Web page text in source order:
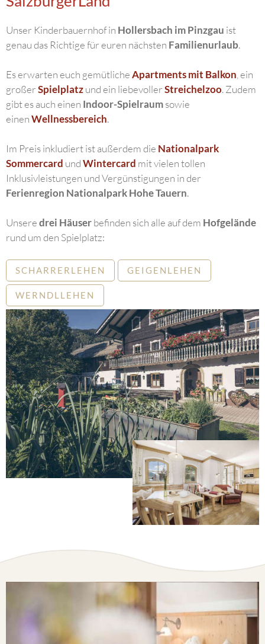
Unser Kinderbauernhof in Hollersbach im Pinzgau ist
genau das Richtige für euren nächsten Familienurlaub.
Es erwarten euch gemütlicheApartments mit Balkon , ein
großerSpielplatzund ein liebevollerStreichelzoo. Zudem
gibt es auch einen Indoor-Spielraumsowie
einenWellnessbereich.
Im Preis inkludiert ist außerdem die Nationalpark
Sommercard undWintercard mit vielen tollen
Inklusivleistungen und Vergünstigungen in der
Ferienregion Nationalpark Hohe Tauern.
Unseredrei Häuserbefinden sich alle auf dem Hofgelände
rund um den Spielplatz:
SCHARRERLEHEN GEIGENLEHEN
WERNDLLEHEN